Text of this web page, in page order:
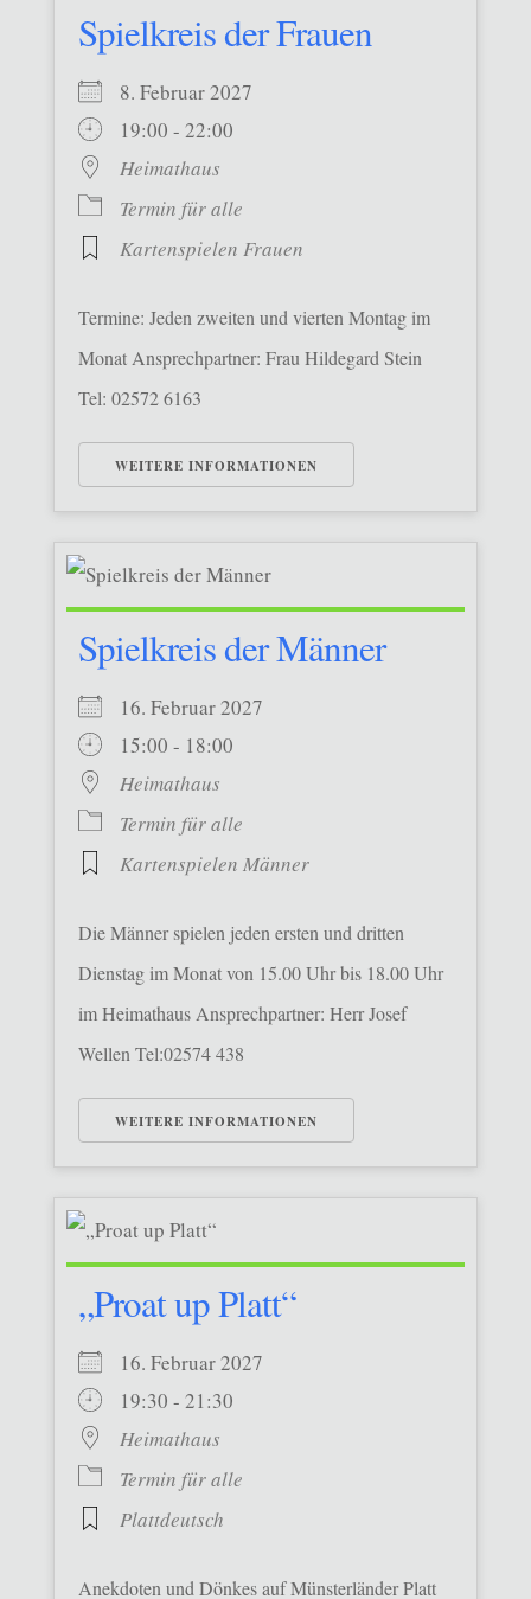
Spielkreis der Frauen
8. Februar 2027
19:00 - 22:00
Heimathaus
Termin für alle
Kartenspielen Frauen
Termine: Jeden zweiten und vierten Montag im
Monat Ansprechpartner: Frau Hildegard Stein
Tel: 02572 6163
WEITERE INFORMATIONEN
Spielkreis der Männer
16. Februar 2027
15:00 - 18:00
Heimathaus
Termin für alle
Kartenspielen Männer
Die Männer spielen jeden ersten und dritten
Dienstag im Monat von 15.00 Uhr bis 18.00 Uhr
im Heimathaus Ansprechpartner: Herr Josef
Wellen Tel:02574 438
WEITERE INFORMATIONEN
„Proat up Platt“
16. Februar 2027
19:30 - 21:30
Heimathaus
Termin für alle
Plattdeutsch
Anekdoten und Dönkes auf Münsterländer Platt